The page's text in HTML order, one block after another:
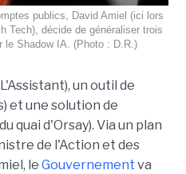
publics, David Amiel (ici lors
Tech), décide de généraliser trois
le Shadow IA. (Photo : D.R.)
un outil de
et une solution de
quai d'Orsay). Via un plan
de l'Action et des
le Gouvernement va